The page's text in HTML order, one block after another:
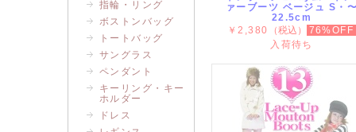
ァーブーツ ベージュ S・
22.5cm
￥2,380
（税込）
76%OFF
入荷待ち
指輪・リング
ボストンバッグ
トートバッグ
サングラス
ペンダント
キーリング・キー
ホルダー
ドレス